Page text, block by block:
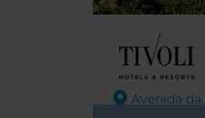
Avenida da